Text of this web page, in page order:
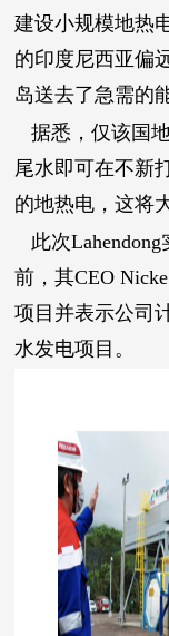
建设小规模地热
的印度尼西亚偏
岛送去了急需的
据悉，仅该国
尾水即可在不新
的地热电，这将
此次
前，其CEO
项目并表示公司
水发电项目。